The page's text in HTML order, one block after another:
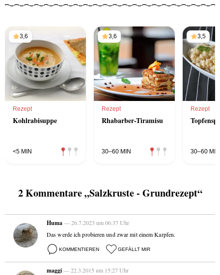
3,6
Rezept
Kohlrabisuppe
<5 MIN
3,6
Rezept
Rhabarber-Tiramisu
30–60 MIN
3,5
Rezept
30–60 MIN
2 Kommentare „Salzkruste - Grundrezept“
Huma— 26.7.2023 um 06:37 Uhr
Das werde ich probieren und zwar mit einem Karpfen.
KOMMENTIEREN GEFÄLLT MIR
maggi— 22.3.2015 um 15:27 Uhr